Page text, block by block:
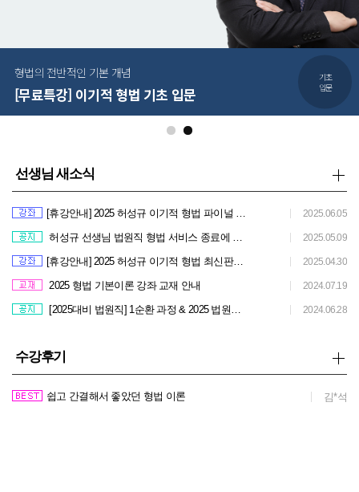
형법의 전반적인 기본 개념
[무료특강] 이기적 형법 기초 입문
기초
입문
선생님 새소식
[휴강안내] 2025 허성규 이기적 형법 파이널 조문정리 + 핵심지문 100제 6/9(월) 휴강 안내 2025.06.05
허성규 선생님 법원직 형법 서비스 종료에 따른 강좌 수강 안내 2025.05.09
[휴강안내] 2025 허성규 이기적 형법 최신판례 특강 5/5(월) 휴강 안내 2025.04.30
2025 형법 기본이론 강좌 교재 안내 2024.07.19
[2025대비 법원직] 1순환 과정 & 2025 법원직 패스 판매 안내 2024.06.28
수강후기
쉽고 간결해서 좋았던 형법 이론 김*석